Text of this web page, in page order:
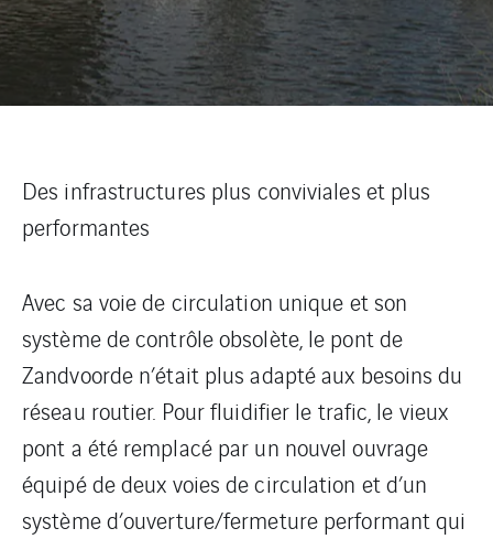
Des infrastructures plus conviviales et plus
performantes
Avec sa voie de circulation unique et son
système de contrôle obsolète, le pont de
Zandvoorde n’était plus adapté aux besoins du
réseau routier. Pour fluidifier le trafic, le vieux
pont a été remplacé par un nouvel ouvrage
équipé de deux voies de circulation et d’un
système d’ouverture/fermeture performant qui